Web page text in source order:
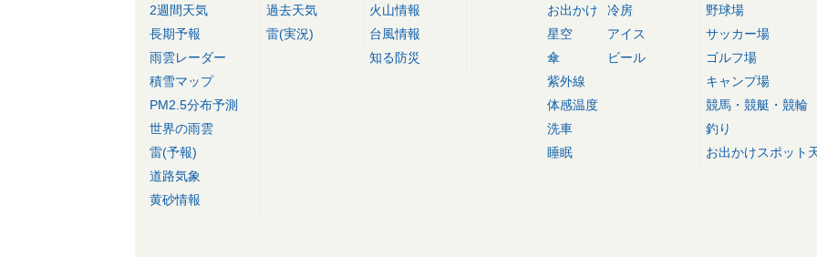
2週間天気
長期予報
雨雲レーダー
積雪マップ
PM2.5分布予測
世界の雨雲
雷(予報)
道路気象
黄砂情報
過去天気
雷(実況)
火山情報
台風情報
知る防災
お出かけ
星空
傘
紫外線
体感温度
洗車
睡眠
冷房
アイス
ビール
野球場
サッカー場
ゴルフ場
キャンプ場
競馬・競艇・競輪
釣り
お出かけスポット